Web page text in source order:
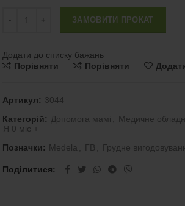
ЗАМОВИТИ ПРОКАТ
Додати до списку бажань
Порівняти
Порівняти
Артикул: 3044
Категорій: Допомога мамі Медичне
Я 0 міс +
Позначки: Medela ГВ Грудне
Поділитися